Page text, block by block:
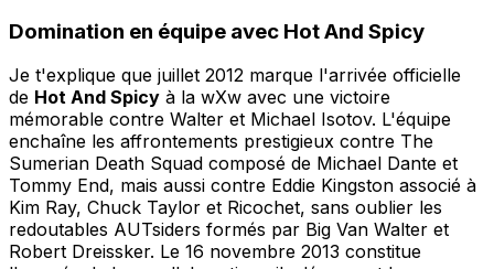
Domination en équipe avec Hot And Spicy
Je t'explique que juillet 2012 marque l'arrivée officielle
de Hot And Spicy à la wXw avec une victoire
mémorable contre Walter et Michael Isotov. L'équipe
enchaîne les affrontements prestigieux contre The
Sumerian Death Squad composé de Michael Dante et
Tommy End, mais aussi contre Eddie Kingston associé à
Kim Ray, Chuck Taylor et Ricochet, sans oublier les
redoutables AUTsiders formés par Big Van Walter et
Robert Dreissker. Le 16 novembre 2013 constitue